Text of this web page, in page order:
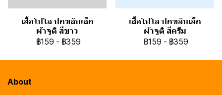
เสื้อโปโล ปกขลิบเล็ก
ผ้าจูติ สีขาว
฿159 - ฿359
เสื้อโปโล ปกขลิบเล็ก
ผ้าจูติ สีครีม
฿159 - ฿359
About